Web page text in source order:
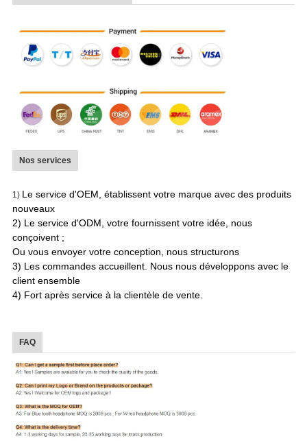
Nos services
1) Le service d'OEM, établissent votre marque avec des produits
nouveaux
2) Le service d'ODM, votre fournissent votre idée, nous
conçoivent ;
Ou vous envoyer votre conception, nous structurons
3) Les commandes accueillent. Nous nous développons avec le
client ensemble
4) Fort après service à la clientèle de vente.
FAQ